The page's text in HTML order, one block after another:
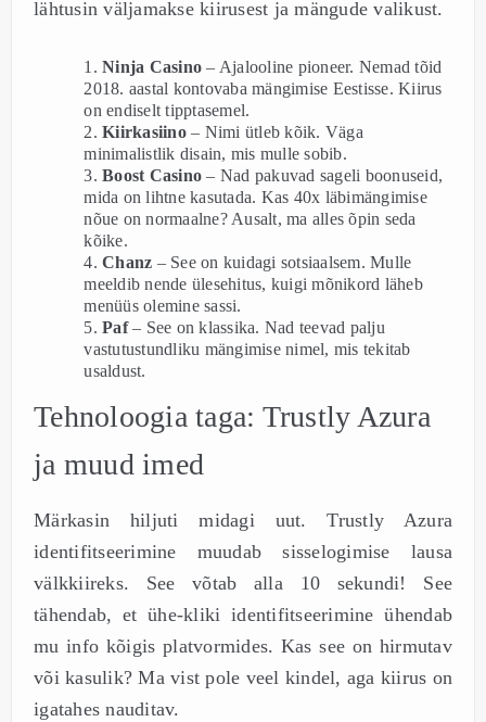
lähtusin väljamakse kiirusest ja mängude valikust.
Ninja Casino – Ajalooline pioneer. Nemad tõid
2018. aastal kontovaba mängimise Eestisse. Kiirus
on endiselt tipptasemel.
Kiirkasiino– Nimi ütleb kõik. Väga
minimalistlik disain, mis mulle sobib.
Boost Casino – Nad pakuvad sageli boonuseid,
mida on lihtne kasutada. Kas 40x läbimängimise
nõue on normaalne? Ausalt, ma alles õpin seda
kõike.
Chanz – See on kuidagi sotsiaalsem. Mulle
meeldib nende ülesehitus, kuigi mõnikord läheb
menüüs olemine sassi.
Paf– See on klassika. Nad teevad palju
vastutustundliku mängimise nimel, mis tekitab
usaldust.
Tehnoloogia taga: Trustly Azura
ja muud imed
Märkasin hiljuti midagi uut. Trustly Azura
identifitseerimine muudab sisselogimise lausa
välkkiireks. See võtab alla 10 sekundi! See
tähendab, et ühe-kliki identifitseerimine ühendab
mu info kõigis platvormides. Kas see on hirmutav
või kasulik? Ma vist pole veel kindel, aga kiirus on
igatahes nauditav.